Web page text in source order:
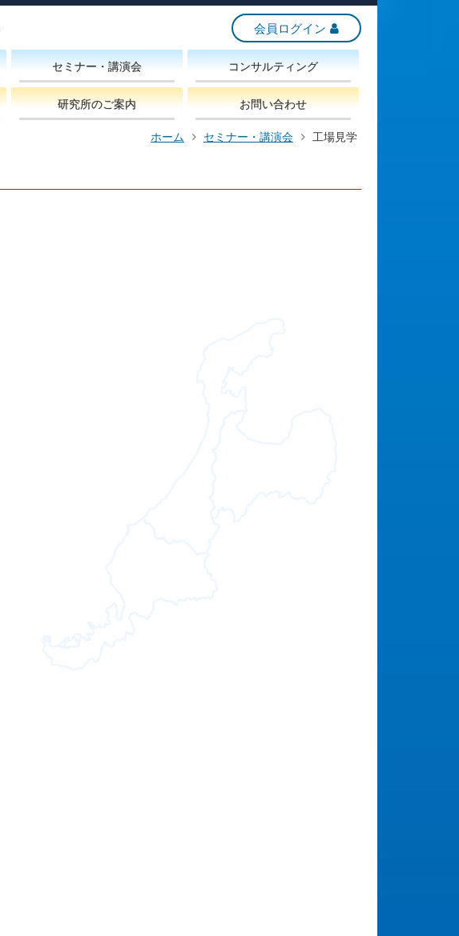
会員ログイン
セミナー・講演会 コンサルティング
研究所のご案内 お問い合わせ
ホーム セミナー・講演会 工場見学